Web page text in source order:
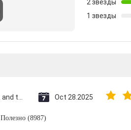
2 звезды
1 звезды
Oct 28.2025
Полезно (8987)